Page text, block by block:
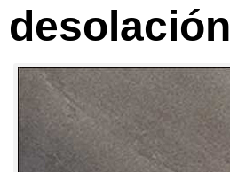
desolación